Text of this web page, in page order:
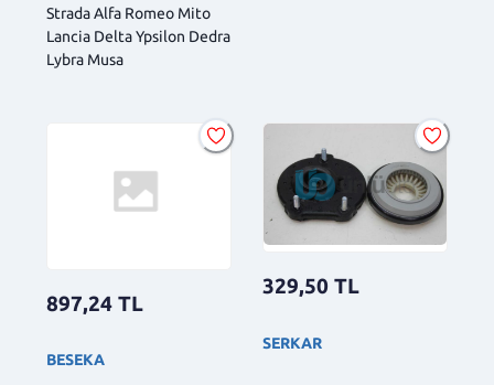
Strada Alfa Romeo Mito
Lancia Delta Ypsilon Dedra
Lybra Musa
897,24 TL
BESEKA
329,50 TL
SERKAR